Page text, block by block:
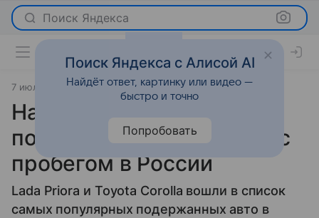
Поиск Яндекса
7 июля 2026 источник:Газета.Ru - новости Новости
Названы самые
популярные автомобили с
пробегом в России
Lada Priora и Toyota Corolla вошли в список
самых популярных подержанных авто в
Поиск Яндекса с Алисой AI
Найдёт ответ, картинку или видео —
быстро и точно
Попробовать